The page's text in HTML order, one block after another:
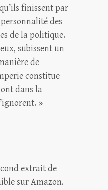
finissent par
des
de la politique.
subissent un
de
constitue
dans la
»
extrait de
sur Amazon.